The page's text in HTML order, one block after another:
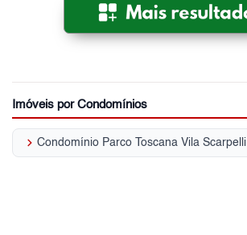
Imóveis por Condomínios
keyboard_arrow_right Condomínio Parco Toscana Vila Scarpelli